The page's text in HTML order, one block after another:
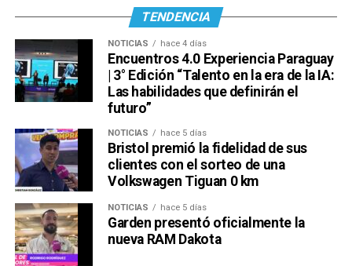
TENDENCIA
NOTICIAS hace 4 días
Encuentros 4.0 Experiencia Paraguay
| 3° Edición “Talento en la era de la IA:
Las habilidades que definirán el
futuro”
NOTICIAS hace 5 días
Bristol premió la fidelidad de sus
clientes con el sorteo de una
Volkswagen Tiguan 0 km
NOTICIAS hace 5 días
Garden presentó oficialmente la
nueva RAM Dakota